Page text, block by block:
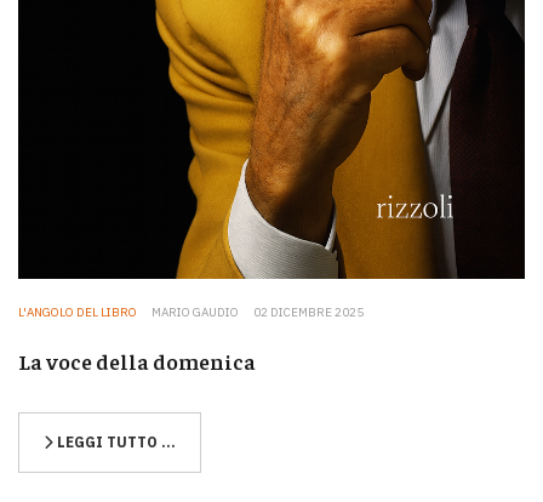
L'ANGOLO DEL LIBRO MARIO GAUDIO 02 DICEMBRE 2025
La voce della domenica
LEGGI TUTTO …